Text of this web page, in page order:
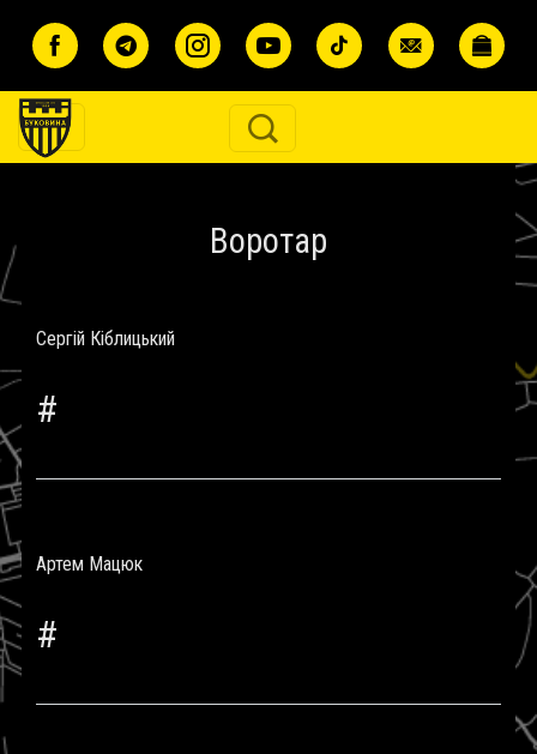
Воротар
Сергій Кіблицький
#
Артем Мацюк
#